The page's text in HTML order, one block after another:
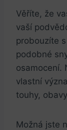
Věříte, že
vaší
probouzíte
podobné
osamocení.
vlastní
touhy,
Možná jste